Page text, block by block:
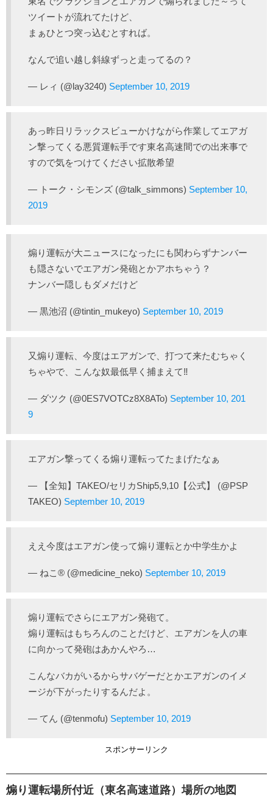
ツイートが流れてたけど、
まぁひとつ突っ込むとすれば。
なんで追い越し斜線ずっと走ってるの？
— レィ (@lay3240) September 10, 2019
あっ昨日リラックスビューかけながら作業してエアガ
ン撃ってくる悪質運転手です東名高速間での出来事で
すので気をつけてください拡散希望
— トーク・シモンズ (@talk_simmons) September 10,
2019
煽り運転が大ニュースになったにも関わらずナンバー
も隠さないでエアガン発砲とかアホちゃう？
ナンバー隠しもダメだけど
— 黒池沼 (@tintin_mukeyo) September 10, 2019
又煽り運転、今度はエアガンで、打つて来たむちゃく
ちゃやで、こんな奴最低早く捕まえて‼️
— ダツク (@0ES7VOTCz8X8ATo) September 10, 201
9
エアガン撃ってくる煽り運転ってたまげたなぁ
— 【全知】TAKEO/セリカShip5,9,10【公式】 (@PSP
TAKEO) September 10, 2019
ええ今度はエアガン使って煽り運転とか中学生かよ
— ねこ® (@medicine_neko) September 10, 2019
煽り運転でさらにエアガン発砲て。
煽り運転はもちろんのことだけど、エアガンを人の車
に向かって発砲はあかんやろ…
こんなバカがいるからサバゲーだとかエアガンのイメ
ージが下がったりするんだよ。
— てん (@tenmofu) September 10, 2019
スポンサーリンク
煽り運転場所付近（東名高速道路）場所の地図